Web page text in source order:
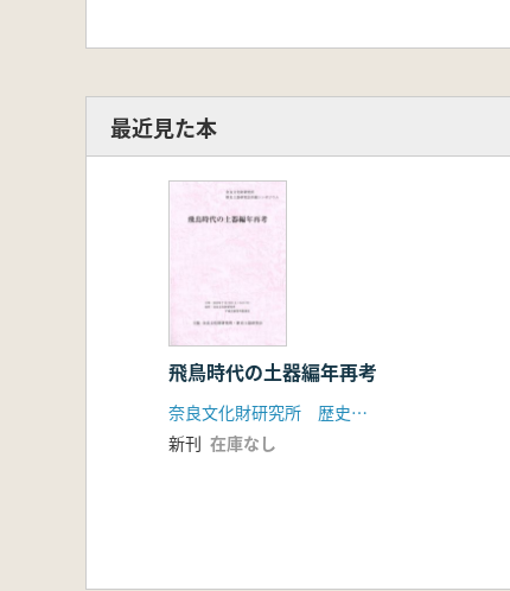
最近見た本
飛鳥時代の土器編年再考
奈良文化財研究所 歴史土器研究会
新刊 在庫なし